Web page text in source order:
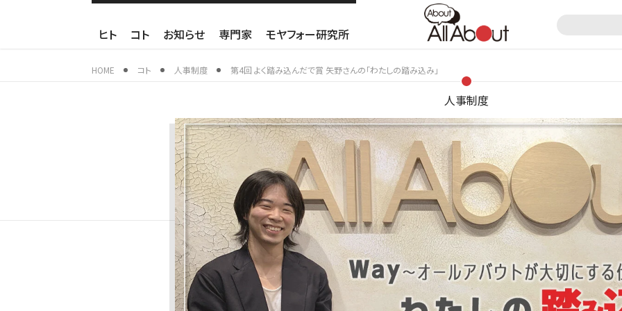
ヒト コト お知らせ 専門家 モヤフォー研究所
HOME コト 人事制度 第4回 よく踏み込んだで賞 矢野さんの「わたしの踏み込み」
人事制度